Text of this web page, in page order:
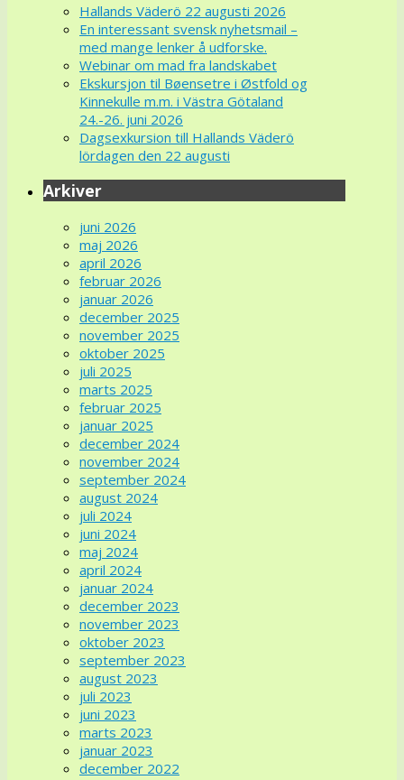
Hallands Väderö 22 augusti 2026
En interessant svensk nyhetsmail –
med mange lenker å udforske.
Webinar om mad fra landskabet
Ekskursjon til Bøensetre i Østfold og
Kinnekulle m.m. i Västra Götaland
24.-26. juni 2026
Dagsexkursion till Hallands Väderö
lördagen den 22 augusti
Arkiver
juni 2026
maj 2026
april 2026
februar 2026
januar 2026
december 2025
november 2025
oktober 2025
juli 2025
marts 2025
februar 2025
januar 2025
december 2024
november 2024
september 2024
august 2024
juli 2024
juni 2024
maj 2024
april 2024
januar 2024
december 2023
november 2023
oktober 2023
september 2023
august 2023
juli 2023
juni 2023
marts 2023
januar 2023
december 2022